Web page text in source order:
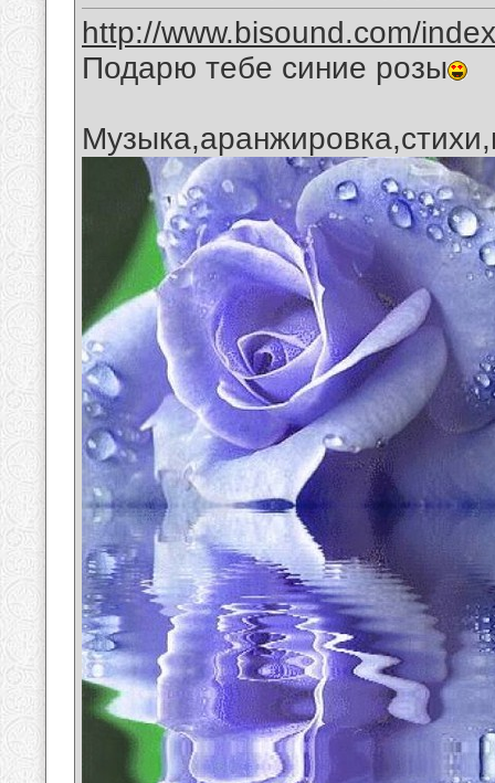
http://www.bisound.com/
Подарю тебе синие розы